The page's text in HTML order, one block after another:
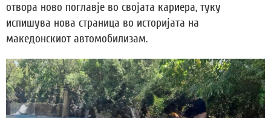
отвора ново поглавје во својата кариера, туку
испишува нова страница во историјата на
македонскиот автомобилизам.